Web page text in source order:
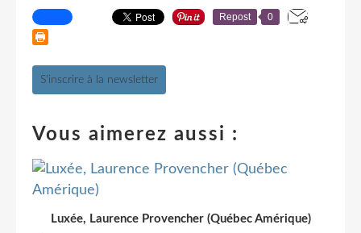
Repost 0
S'inscrire à la newsletter
Vous aimerez aussi :
Luxée, Laurence Provencher (Québec Amérique)